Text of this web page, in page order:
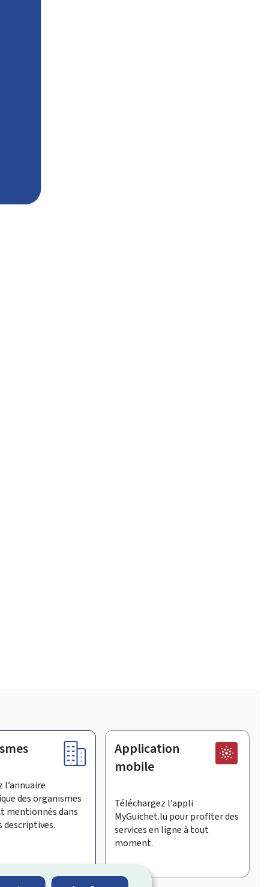
l’annuaire
des organismes
mentionnés dans
descriptives.
Application
mobile
Téléchargez l’appli
MyGuichet.lu pour profiter des
services en ligne à tout
moment.